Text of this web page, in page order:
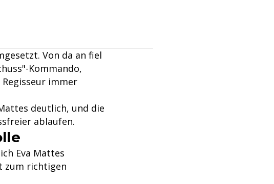
Von da an fiel
Kommando,
immer
deutlich, und die
ablaufen.
Eva Mattes
zum richtigen